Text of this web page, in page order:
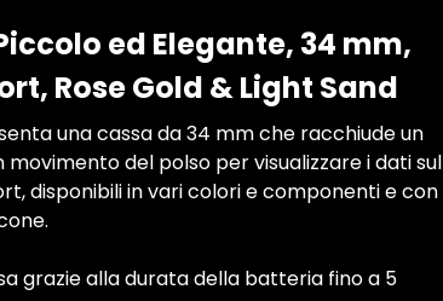
ed Elegante, 34 mm,
Rose Gold & Light Sand
una cassa da 34 mm che racchiude un
del polso per visualizzare i dati sul
disponibili in vari colori e componenti e con
grazie alla durata della batteria fino a 5